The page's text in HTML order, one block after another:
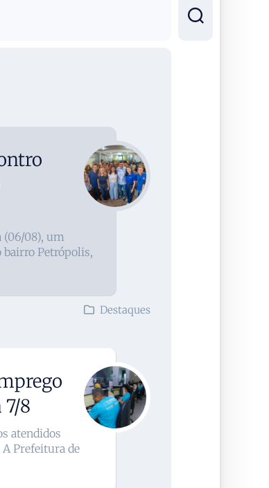
(06/08), um
Petrópolis,
Destaques
8
atendidos
A Prefeitura de